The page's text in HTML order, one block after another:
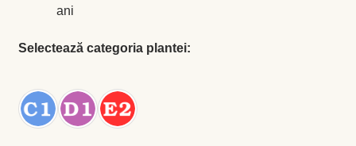
Rozmarin
ani
Selectează categoria plantei: